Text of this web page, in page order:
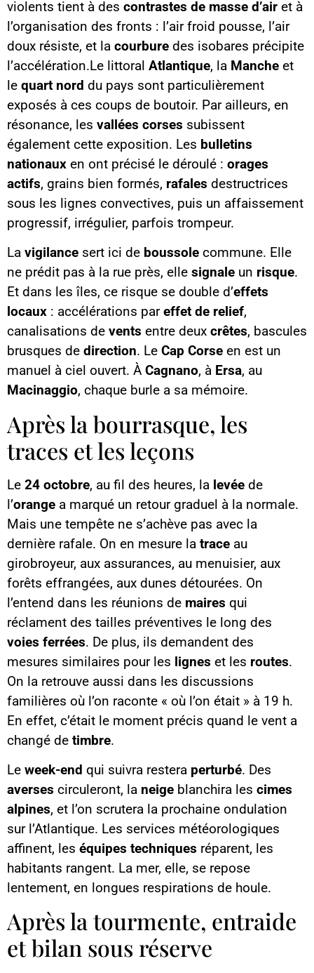
violents tient à des contrastes de masse d’air et à
l’organisation des fronts : l’air froid pousse, l’air
doux résiste, et la courbure des isobares précipite
l’accélération.Le littoral Atlantique, la Manche et
le quart nord du pays sont particulièrement
exposés à ces coups de boutoir. Par ailleurs, en
résonance, les vallées corses subissent
également cette exposition. Les bulletins
nationaux en ont précisé le déroulé : orages
actifs, grains bien formés, rafales destructrices
sous les lignes convectives, puis un affaissement
progressif, irrégulier, parfois trompeur.
La vigilance sert ici de boussole commune. Elle
ne prédit pas à la rue près, elle signale un risque.
Et dans les îles, ce risque se double d’effets
locaux : accélérations pareffet de relief,
canalisations de vents entre deux crêtes, bascules
brusques de direction. Le Cap Corse en est un
manuel à ciel ouvert. À Cagnano, à Ersa, au
Macinaggio, chaque burle a sa mémoire.
Après la bourrasque, les
traces et les leçons
Le 24 octobre, au fil des heures, la levée de
l’orange a marqué un retour graduel à la normale.
Mais une tempête ne s’achève pas avec la
dernière rafale. On en mesure la trace au
girobroyeur, aux assurances, au menuisier, aux
forêts effrangées, aux dunes détourées. On
l’entend dans les réunions de maires qui
réclament des tailles préventives le long des
voies ferrées. De plus, ils demandent des
mesures similaires pour les lignes et les routes.
On la retrouve aussi dans les discussions
familières où l’on raconte « où l’on était » à 19 h.
En effet, c’était le moment précis quand le vent a
changé de timbre.
Le week-end qui suivra restera perturbé. Des
averses circuleront, la neige blanchira les cimes
alpines, et l’on scrutera la prochaine ondulation
sur l’Atlantique. Les services météorologiques
affinent, les équipes techniques réparent, les
habitants rangent. La mer, elle, se repose
lentement, en longues respirations de houle.
Après la tourmente, entraide
et bilan sous réserve